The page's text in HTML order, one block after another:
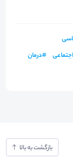
#درمان
بازگشت به بالا